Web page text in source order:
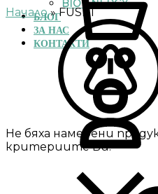
BIO ENERGY
БЛОГ
ЗА НАС
КОНТАКТИ
Начало»FUSHI
Не бяха намерени
критериите Ви.